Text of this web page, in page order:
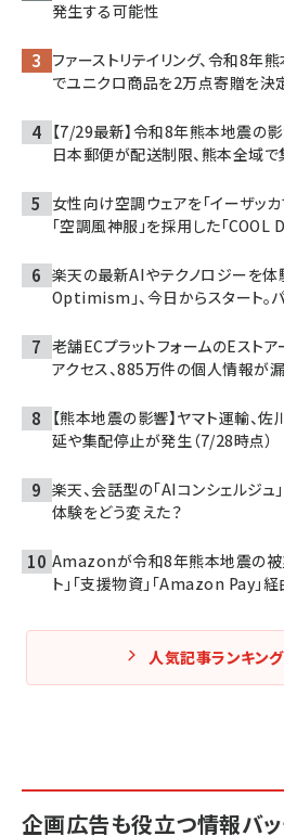
発生する可能性
ファーストリテイリング、令和8
でユニクロ商品を2万点寄贈を決
【7/29最新】令和8年熊本地震の影
日本郵便が配送制限、熊本全域
女性向け空調ウェアを「イーザッ
「空調風神服」を採用した「COOL
楽天の最新AIやテクノロジーを
Optimism」、今日からスタート。
老舗ECプラットフォームのEストア
アクセス、885万件の個人情報が
【熊本地震の影響】ヤマト運輸、
延や集配停止が発生（7/28時点）
楽天、会話型の「AIコンシェルジ
体験をどう変えた？
Amazonが令和8年熊本地震の被
ト」「支援物資」「Amazon Pay」
人気記事ランキン
企画広告も役立つ情報バッ